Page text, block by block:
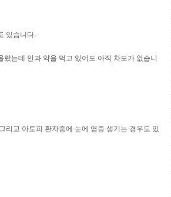
있습니다.
는데 안과 약을 먹고 있어도 아직 차도가 없습니
리고 아토피 환자중에 눈에 염증 생기는 경우도 있